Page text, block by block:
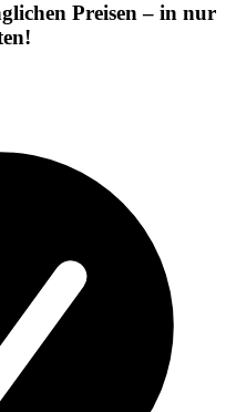
Preisen – in nur